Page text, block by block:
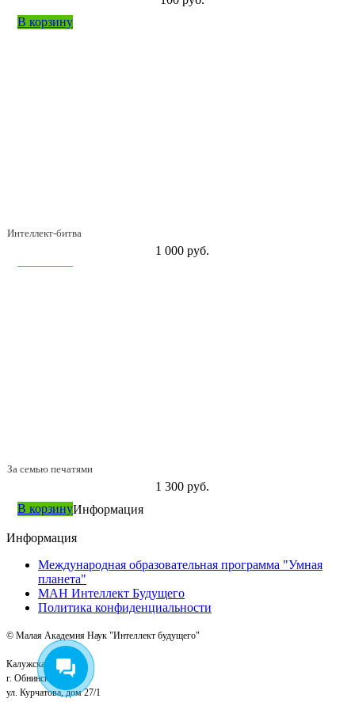
В корзину
Интеллект-битва
1 000 руб.
За семью печатями
1 300 руб.
В корзинуИнформация
Информация
Международная образовательная программа "Умная
планета"
МАН Интеллект Будущего
Политика конфиденциальности
© Малая Академия Наук "Интеллект будущего"
Калужская обл.
г. Обнинск
ул. Курчатова, дом 27/1